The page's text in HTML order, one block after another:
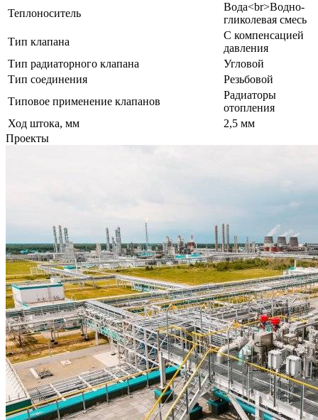
Теплоноситель
Вода<br>Водно-
гликолевая смесь
Тип клапана
С компенсацией
давления
Тип радиаторного клапана
Угловой
Тип соединения
Резьбовой
Типовое применение клапанов
Радиаторы
отопления
Ход штока, мм
2,5 мм
Проекты